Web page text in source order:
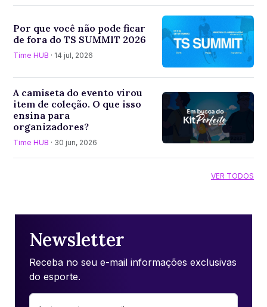
Por que você não pode ficar
de fora do TS SUMMIT 2026
Time HUB · 14 jul, 2026
A camiseta do evento virou
item de coleção. O que isso
ensina para
organizadores?
Time HUB · 30 jun, 2026
VER TODOS
Newsletter
Receba no seu e-mail informações exclusivas
do esporte.